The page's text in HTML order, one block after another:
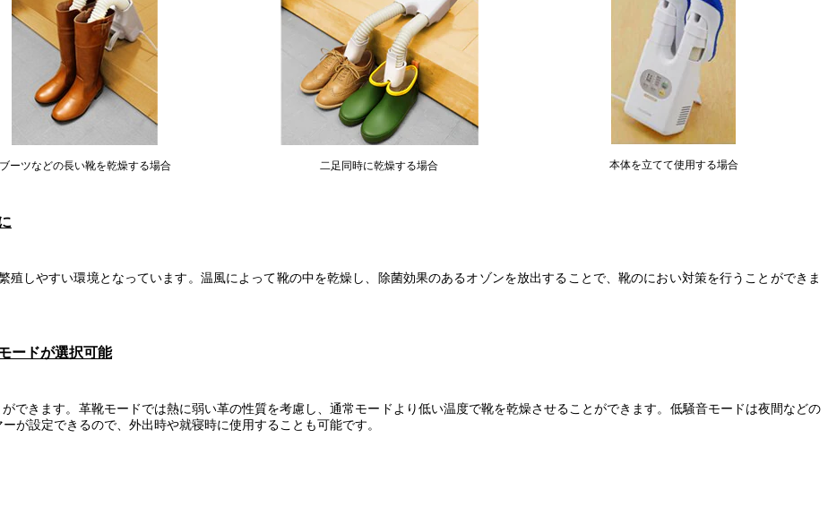
ブーツなどの長い靴を乾燥する場合 二足同時に乾燥する場合 本体を立てて使用する場合
しやすい環境となっています。温風によって靴の中を乾燥し、除菌効果のあるオゾンを放出することで、靴のにおい対策を行うことができま
ードが選択可能
できます。革靴モードでは熱に弱い革の性質を考慮し、通常モードより低い温度で靴を乾燥させることができます。低騒音モードは夜間などの
が設定できるので、外出時や就寝時に使用することも可能です。